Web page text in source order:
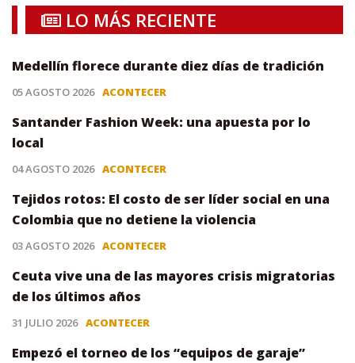
LO MÁS RECIENTE
Medellín florece durante diez días de tradición
05 AGOSTO 2026 ACONTECER
Santander Fashion Week: una apuesta por lo
local
04 AGOSTO 2026 ACONTECER
Tejidos rotos: El costo de ser líder social en una
Colombia que no detiene la violencia
03 AGOSTO 2026 ACONTECER
Ceuta vive una de las mayores crisis migratorias
de los últimos años
31 JULIO 2026 ACONTECER
Empezó el torneo de los “equipos de garaje”